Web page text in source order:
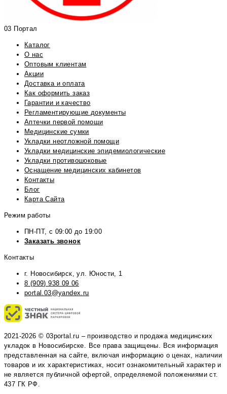
03 Портал
Каталог
О нас
Оптовым клиентам
Акции
Доставка и оплата
Как оформить заказ
Гарантии и качество
Регламентирующие документы
Аптечки первой помощи
Медицинские сумки
Укладки неотложной помощи
Укладки медицинские эпидемиологические
Укладки противошоковые
Оснащение медицинских кабинетов
Контакты
Блог
Карта Сайта
Режим работы
ПН-ПТ, с 09:00 до 19:00
Заказать звонок
Контакты
г. Новосибирск, ул. Юности, 1
8 (909) 938 09 06
portal.03@yandex.ru
2021-2026 © 03portal.ru – производство и продажа медицинских
укладок в Новосибирске. Все права защищены. Вся информация
представленная на сайте, включая информацию о ценах, наличии
товаров и их характеристиках, носит ознакомительный характер и
не является публичной офертой, определяемой положениями ст.
437 ГК РФ.